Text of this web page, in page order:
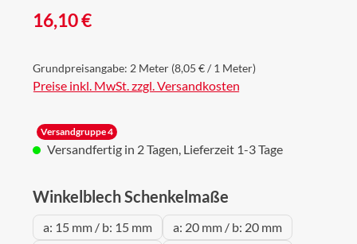
Regulärer Preis:
16,10 €
Grundpreisangabe: 2 Meter (8,05 € / 1 Meter)
Preise inkl. MwSt. zzgl. Versandkosten
Versandgruppe 4
Versandfertig in 2 Tagen, Lieferzeit 1-3 Tage
Winkelblech Schenkelmaße
a: 15 mm / b: 15 mm
a: 20 mm / b: 20 mm